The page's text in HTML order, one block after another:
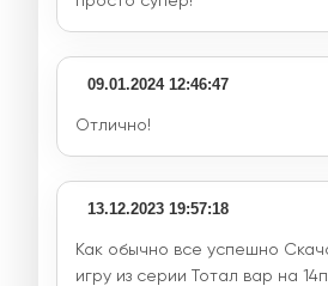
09.01.2024 12:46:47
Отлично!
13.12.2023 19:57:18
Как обычно все успешно
игру из серии Тотал вар на